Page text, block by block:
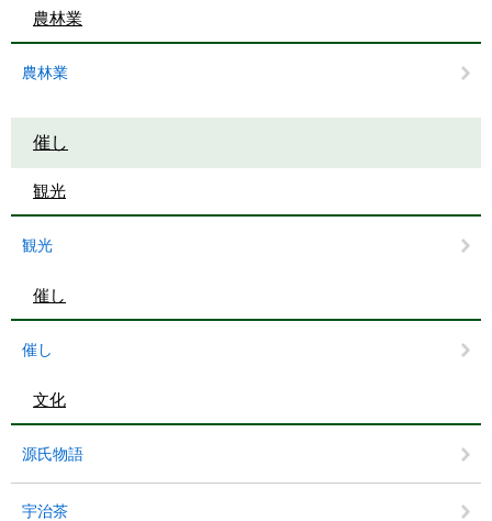
農林業
農林業
催し
観光
観光
催し
催し
文化
源氏物語
宇治茶